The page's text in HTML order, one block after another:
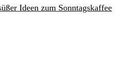
Ideen zum Sonntagskaffee